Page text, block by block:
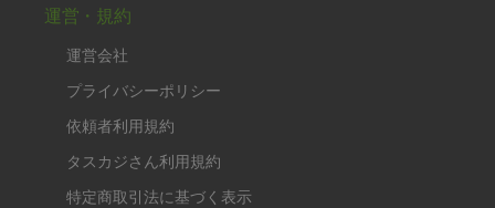
運営・規約
運営会社
プライバシーポリシー
依頼者利用規約
タスカジさん利用規約
特定商取引法に基づく表示